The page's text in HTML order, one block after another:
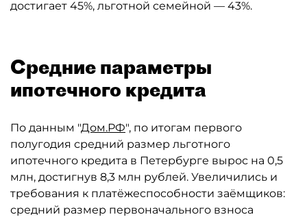
достигает 45%, льготной семейной — 43%.
Средние параметры
ипотечного кредита
По данным "Дом.РФ", по итогам первого
полугодия средний размер льготного
ипотечного кредита в Петербурге вырос на 0,5
млн, достигнув 8,3 млн рублей. Увеличились и
требования к платёжеспособности заёмщиков:
средний размер первоначального взноса